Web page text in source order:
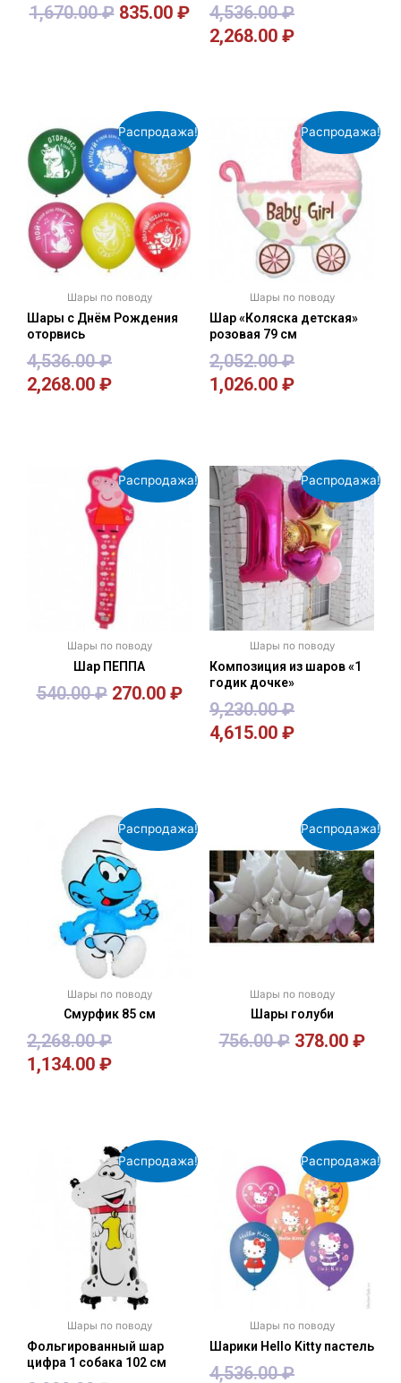
1,670.00₽ 835.00 ₽ 4,536.00₽
2,268.00 ₽
Распродажа!
Шары по поводу
Шары с Днём Рождения
оторвись
4,536.00₽
2,268.00 ₽
Распродажа!
Шары по поводу
Шар «Коляска детская»
розовая 79 см
2,052.00₽
1,026.00 ₽
Распродажа!
Шары по поводу
Шар ПЕППА
540.00₽ 270.00 ₽
Распродажа!
Шары по поводу
Композиция из шаров «1
годик дочке»
9,230.00₽
4,615.00 ₽
Распродажа!
Шары по поводу
Смурфик 85 см
2,268.00₽
1,134.00 ₽
Распродажа!
Шары по поводу
Шары голуби
756.00₽ 378.00 ₽
Распродажа!
Шары по поводу
Фольгированный шар
цифра 1 собака 102 см
Распродажа!
Шары по поводу
Шарики Hello Kitty пастель
4,536.00₽